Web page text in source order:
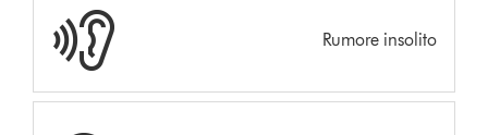
Rumore insolito